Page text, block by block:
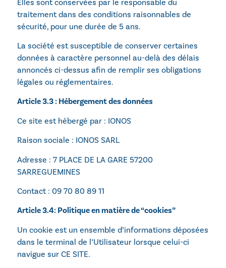
Elles sont conservées par le responsable du
traitement dans des conditions raisonnables de
sécurité, pour une durée de 5 ans.
La société est susceptible de conserver certaines
données à caractère personnel au-delà des délais
annoncés ci-dessus afin de remplir ses obligations
légales ou réglementaires.
Article 3.3 : Hébergement des données
Ce site est hébergé par : IONOS
Raison sociale : IONOS SARL
Adresse : 7 PLACE DE LA GARE 57200
SARREGUEMINES
Contact : 09 70 80 89 11
Article 3.4: Politique en matière de “cookies”
Un cookie est un ensemble d’informations déposées
dans le terminal de l’Utilisateur lorsque celui-ci
navigue sur CE SITE.